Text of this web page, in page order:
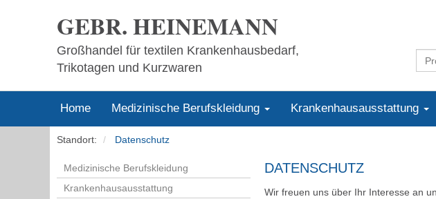
GEBR. HEINEMANN
Großhandel für textilen Krankenhausbedarf,
Trikotagen und Kurzwaren
Home Medizinische Berufskleidung Krankenhausausstattung
Standort: Datenschutz
Medizinische Berufskleidung
Krankenhausausstattung
DATENSCHUTZ
Wir freuen uns über Ihr Interesse an